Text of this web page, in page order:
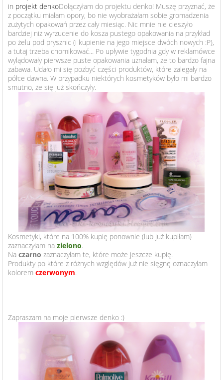
FOTOGRAFIA
URODA
LIFESTYLE
WSPÓŁPRACA
ENGLISH
in projekt denkoDołączyłam do projektu denko! Muszę przyznać, że
z początku miałam opory, bo nie wyobrażałam sobie gromadzenia
zużytych opakowań przez cały miesiąc. Nic mnie nie cieszyło
bardziej niż wyrzucenie do kosza pustego opakowania na przykład
po żelu pod prysznic (i kupienie na jego miejsce dwóch nowych :P),
a tutaj trzeba chomikować... Po upływie tygodnia gdy w reklamówce
wylądowały pierwsze puste opakowania uznałam, że to bardzo fajna
zabawa. Udało mi się pozbyć części produktów, które zalegały na
półce dawna. W przypadku niektórych kosmetyków było mi bardzo
smutno, że się już skończyły.
Kosmetyki, które na 100% kupię ponownie (lub już kupiłam)
zaznaczyłam na zielono.
Na czarno zaznaczyłam te, które może jeszcze kupię.
Produkty po które z różnych względów już nie sięgnę oznaczyłam
kolorem czerwonym.
Zapraszam na moje pierwsze denko :)